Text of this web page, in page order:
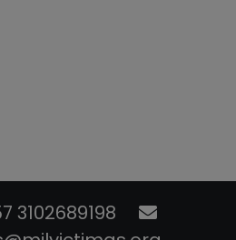
3102689198